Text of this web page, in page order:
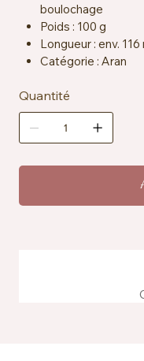
boulochage
Poids : 100 g
Longueur : env. 116
Catégorie : Aran
Échantillon : env. 13
Particularités : anti-
Vegan Friendly
Entretien : lavable
sèche-linge basse
Quantité